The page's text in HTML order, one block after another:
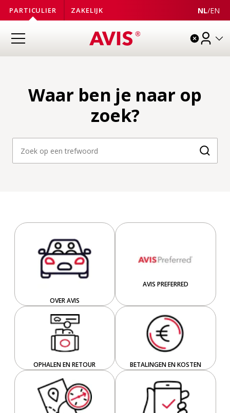
PARTICULIER ZAKELIJK NL/EN
Waar ben je naar op
zoek?
OVER AVIS
AVIS PREFERRED
OPHALEN EN RETOUR BETALINGEN EN KOSTEN